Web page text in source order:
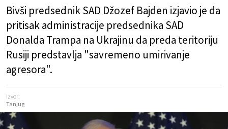
Bivši predsednik SAD Džozef Bajden izjavio je da
pritisak administracije predsednika SAD
Donalda Trampa na Ukrajinu da preda teritoriju
Rusiji predstavlja "savremeno umirivanje
agresora".
Izvor:
Tanjug